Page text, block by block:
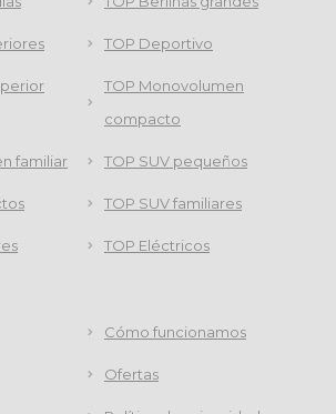
TOP Deportivo
TOP Monovolumen
compacto
familiar TOP SUV pequeños
TOP SUV familiares
TOP Eléctricos
Cómo funcionamos
Ofertas